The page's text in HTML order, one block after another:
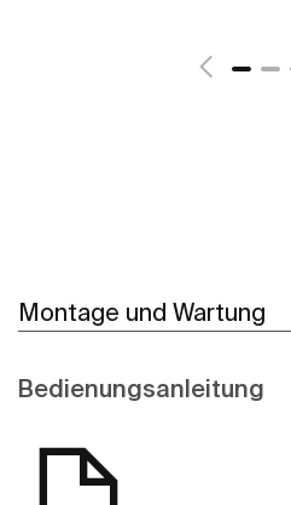
Montage und Wartung
Bedienungsanleitung